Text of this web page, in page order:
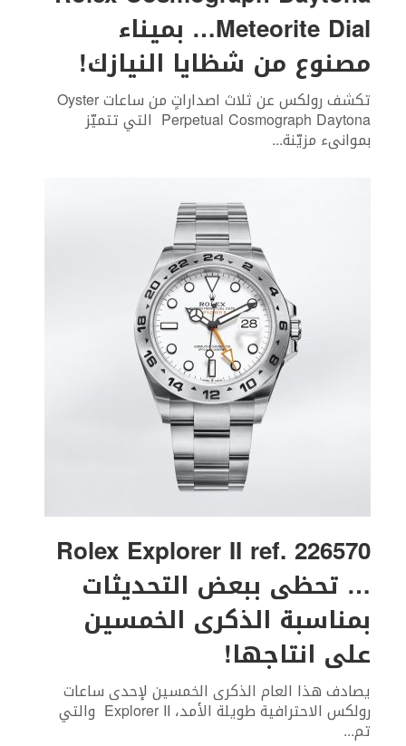
Meteorite Dial… بميناء
مصنوع من شظايا النيازك!
تكشف رولكس عن ثلاث اصداراتٍ من ساعات Oyster
Perpetual Cosmograph Daytona التي تتميّز
بموانىء مزيّنة...
Rolex Explorer II ref. 226570
… تحظى ببعض التحديثات
بمناسبة الذكرى الخمسين
على انتاجها!
يصادف هذا العام الذكرى الخمسين لإحدى ساعات
رولكس الاحترافية طويلة الأمد، Explorer II والتي
تم...